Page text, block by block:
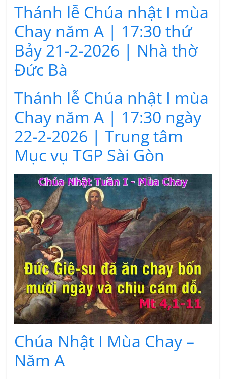
Thánh lễ Chúa nhật I mùa
Chay năm A | 17:30 thứ
Bảy 21-2-2026 | Nhà thờ
Đức Bà
Thánh lễ Chúa nhật I mùa
Chay năm A | 17:30 ngày
22-2-2026 | Trung tâm
Mục vụ TGP Sài Gòn
Chúa Nhật I Mùa Chay –
Năm A